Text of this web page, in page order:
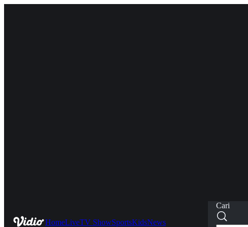
HomeLiveTV ShowSportsKidsNews
Cari